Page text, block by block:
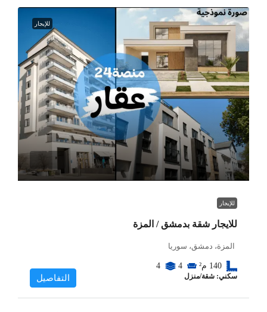
للإيجار
للإيجار
للايجار شقة بدمشق / المزة
المزة، دمشق، سوريا
140 م² 4
4
سكني: شقة/منزل التفاصيل